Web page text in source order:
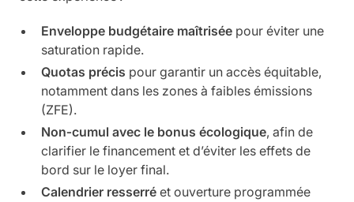
Enveloppe budgétaire maîtrisée pour éviter une
saturation rapide.
Quotas précis pour garantir un accès équitable,
notamment dans les zones à faibles émissions
(ZFE).
Non‑cumul avec le bonus écologique, afin de
clarifier le financement et d’éviter les effets de
bord sur le loyer final.
Calendrier resserré et ouverture programmée